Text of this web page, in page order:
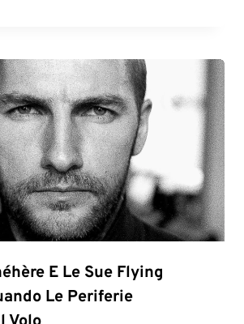
E Le Sue Flying
Le Periferie